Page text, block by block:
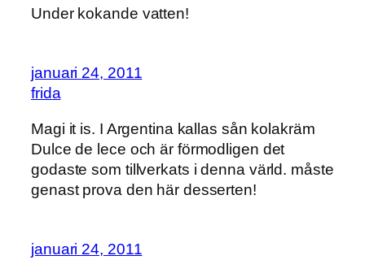
Under kokande vatten!
januari 24, 2011
frida
Magi it is. I Argentina kallas sån kolakräm
Dulce de lece och är förmodligen det
godaste som tillverkats i denna värld. måste
genast prova den här desserten!
januari 24, 2011